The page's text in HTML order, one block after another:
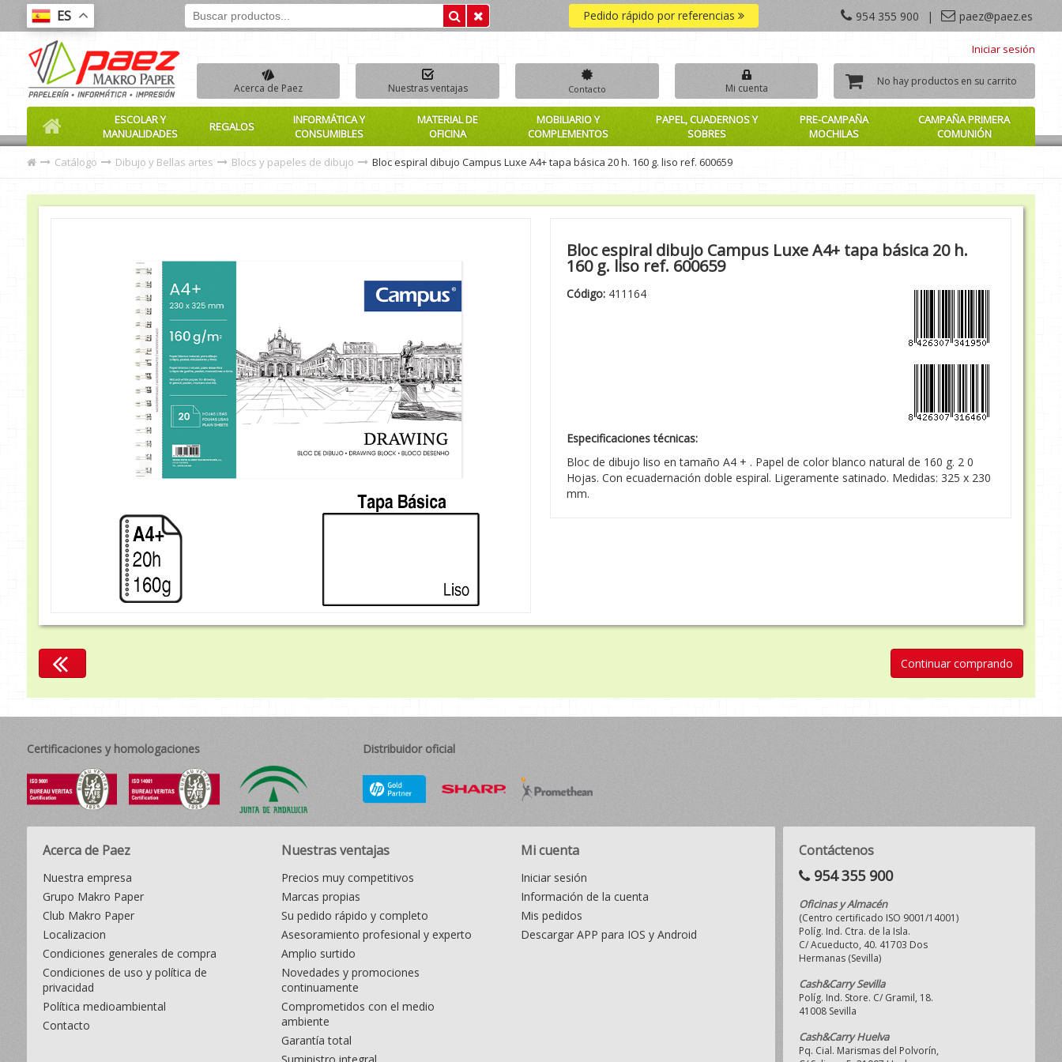
ES 954 355 900 | paez@paez.es
Pedido rápido por referencias
Iniciar sesión
Acerca de Paez Nuestras ventajas Contacto Mi cuenta
No hay productos en su carrito
ESCOLAR Y
MANUALIDADES
REGALOS
INFORMÁTICA Y
CONSUMIBLES
MATERIAL DE
OFICINA
MOBILIARIO Y
COMPLEMENTOS
PAPEL, CUADERNOS Y
SOBRES
PRE-CAMPAÑA
MOCHILAS
CAMPAÑA PRIMERA
COMUNIÓN
Catálogo
Dibujo y Bellas artes Blocs y papeles de dibujo Bloc espiral dibujo Campus Luxe A4+ tapa básica 20 h. 160 g. liso ref. 600659
Bloc espiral dibujo Campus Luxe A4+ tapa básica 20 h.
160 g. liso ref. 600659
Código: 411164
Especificaciones técnicas:
Bloc de dibujo liso en tamaño A4 + . Papel de color blanco natural de 160 g. 2 0
Hojas. Con ecuadernación doble espiral. Ligeramente satinado. Medidas: 325 x 230
mm.
Continuar comprando
Certificaciones y homologaciones Distribuidor oficial
Acerca de Paez
Nuestra empresa
Grupo Makro Paper
Club Makro Paper
Localizacion
Condiciones generales de compra
Condiciones de uso y política de
privacidad
Política medioambiental
Contacto
Nuestras ventajas
Precios muy competitivos
Marcas propias
Su pedido rápido y completo
Asesoramiento profesional y experto
Amplio surtido
Novedades y promociones
continuamente
Comprometidos con el medio
ambiente
Garantía total
Mi cuenta
Iniciar sesión
Información de la cuenta
Mis pedidos
Descargar APP para IOS y Android
Contáctenos
954 355 900
Oficinas y Almacén
(Centro certificado ISO 9001/14001)
Políg. Ind. Ctra. de la Isla.
C/ Acueducto, 40. 41703 Dos
Hermanas (Sevilla)
Cash&Carry Sevilla
Políg. Ind. Store. C/ Gramil, 18.
41008 Sevilla
Cash&Carry Huelva
Pq. Cial. Marismas del Polvorín,